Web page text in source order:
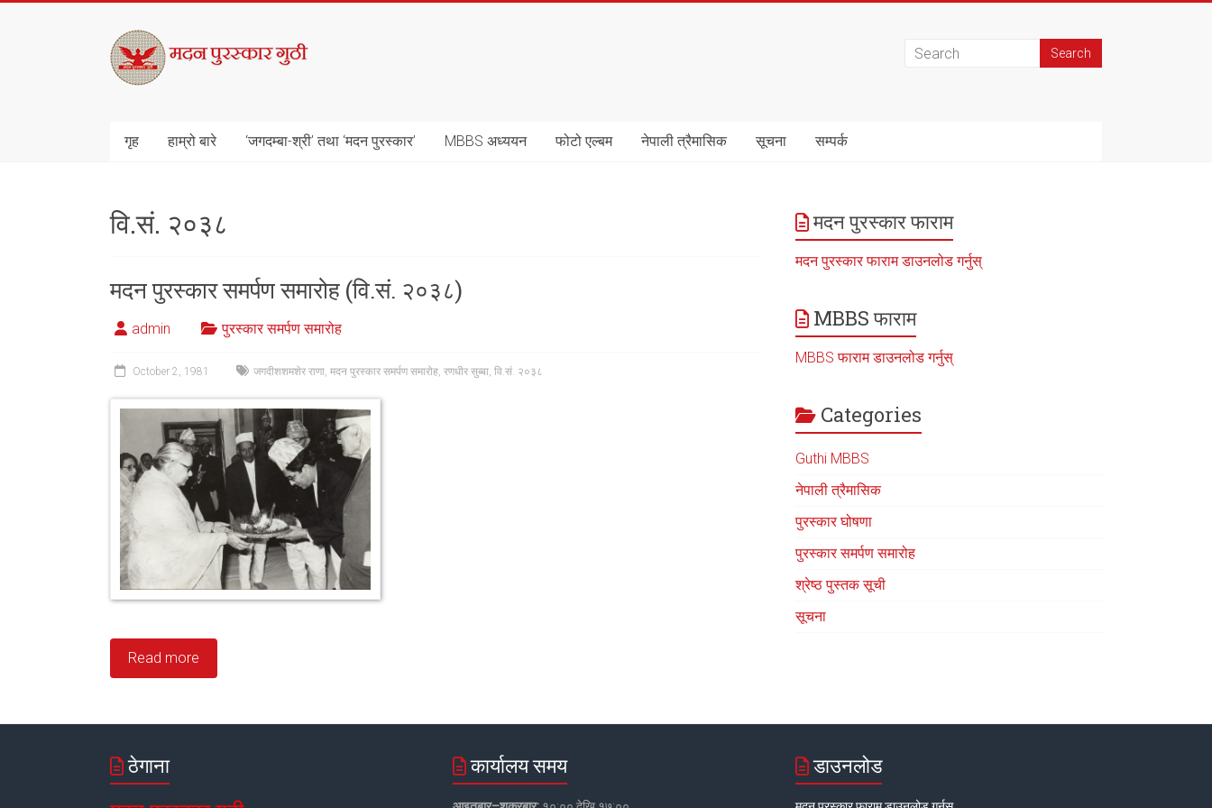
मदन
पुरस्कार
गुठी
गृह हाम्रो बारे ‘जगदम्बा-श्री’ तथा ‘मदन पुरस्कार’ MBBS अध्ययन फोटो एल्बम नेपाली त्रैमासिक सूचना सम्पर्क
वि.सं. २०३८
मदन पुरस्कार समर्पण समारोह (वि.सं. २०३८)
admin पुरस्कार समर्पण समारोह
October 2, 1981 जगदीशशमशेर राणा, मदन पुरस्कार समर्पण समारोह, रणधीर सुब्बा, वि.सं. २०३८
Read more
मदन पुरस्कार फाराम
मदन पुरस्कार फाराम डाउनलोड गर्नुस्
MBBS फाराम
MBBS फाराम डाउनलोड गर्नुस्
Categories
Guthi MBBS
नेपाली त्रैमासिक
पुरस्कार घोषणा
पुरस्कार समर्पण समारोह
श्रेष्ठ पुस्तक सूची
सूचना
ठेगाना कार्यालय समय डाउनलोड